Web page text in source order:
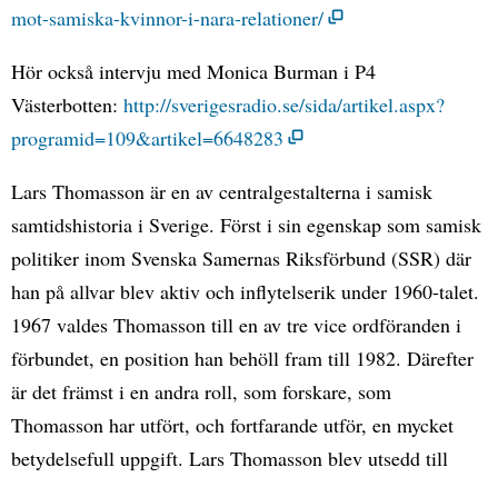
mot-samiska-kvinnor-i-nara-relationer/
Hör också intervju med Monica Burman i P4
Västerbotten: http://sverigesradio.se/sida/artikel.aspx?
programid=109&artikel=6648283
Lars Thomasson är en av centralgestalterna i samisk
samtidshistoria i Sverige. Först i sin egenskap som samisk
politiker inom Svenska Samernas Riksförbund (SSR) där
han på allvar blev aktiv och inflytelserik under 1960-talet.
1967 valdes Thomasson till en av tre vice ordföranden i
förbundet, en position han behöll fram till 1982. Därefter
är det främst i en andra roll, som forskare, som
Thomasson har utfört, och fortfarande utför, en mycket
betydelsefull uppgift. Lars Thomasson blev utsedd till